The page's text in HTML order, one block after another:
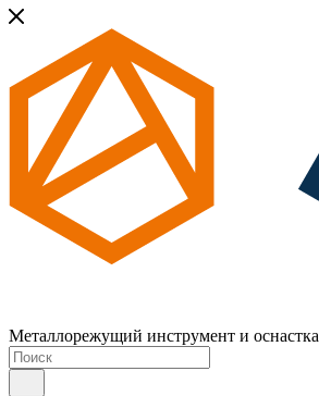
Металлорежущий инструмент и оснастка